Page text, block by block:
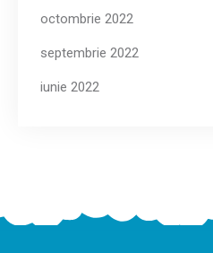
octombrie 2022
septembrie 2022
iunie 2022